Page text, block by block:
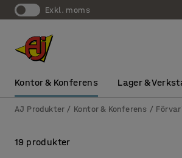
exkl. moms
Kontor & Konferens Lager &
AJ Produkter Kontor & Konferens
19 produkter